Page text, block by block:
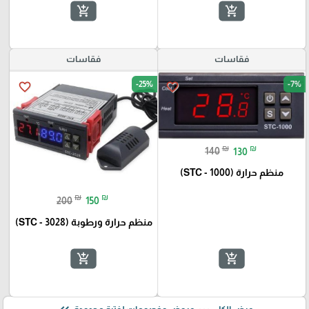
add_shopping_cart
add_shopping_cart
فقاسات
favorite_border -7%
140 ₪ 130 ₪
منظم حرارة (STC - 1000)
add_shopping_cart
فقاسات
favorite_border -25%
200 ₪ 150 ₪
منظم حرارة ورطوبة (STC - 3028)
add_shopping_cart